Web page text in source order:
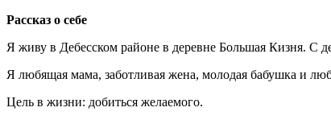
Рассказ о себе
Я живу в Дебесском районе в деревне Большая Кизня. С
Я любящая мама, заботливая жена, молодая бабушка и
Цель в жизни: добиться желаемого.